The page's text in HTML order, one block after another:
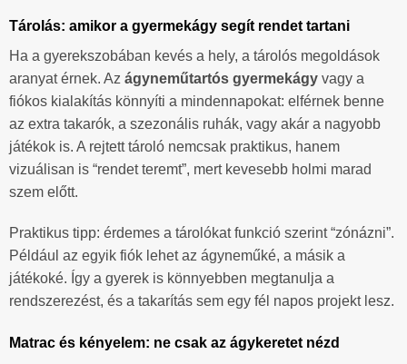
Tárolás: amikor a gyermekágy segít rendet tartani
Ha a gyerekszobában kevés a hely, a tárolós megoldások
aranyat érnek. Az ágyneműtartós gyermekágy vagy a
fiókos kialakítás könnyíti a mindennapokat: elférnek benne
az extra takarók, a szezonális ruhák, vagy akár a nagyobb
játékok is. A rejtett tároló nemcsak praktikus, hanem
vizuálisan is “rendet teremt”, mert kevesebb holmi marad
szem előtt.
Praktikus tipp: érdemes a tárolókat funkció szerint “zónázni”.
Például az egyik fiók lehet az ágyneműké, a másik a
játékoké. Így a gyerek is könnyebben megtanulja a
rendszerezést, és a takarítás sem egy fél napos projekt lesz.
Matrac és kényelem: ne csak az ágykeretet nézd